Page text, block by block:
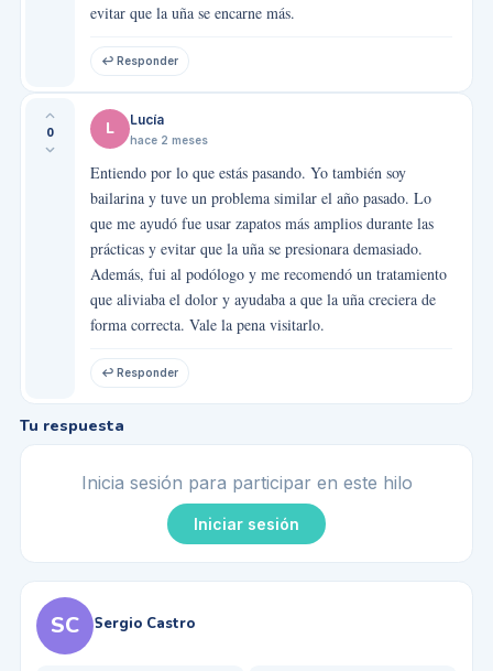
evitar que la uña se encarne más.
↩ Responder
0 L Lucía
hace 2 meses
Entiendo por lo que estás pasando. Yo también soy
bailarina y tuve un problema similar el año pasado. Lo
que me ayudó fue usar zapatos más amplios durante las
prácticas y evitar que la uña se presionara demasiado.
Además, fui al podólogo y me recomendó un tratamiento
que aliviaba el dolor y ayudaba a que la uña creciera de
forma correcta. Vale la pena visitarlo.
↩ Responder
Tu respuesta
Inicia sesión para participar en este hilo
Iniciar sesión
SC Sergio Castro